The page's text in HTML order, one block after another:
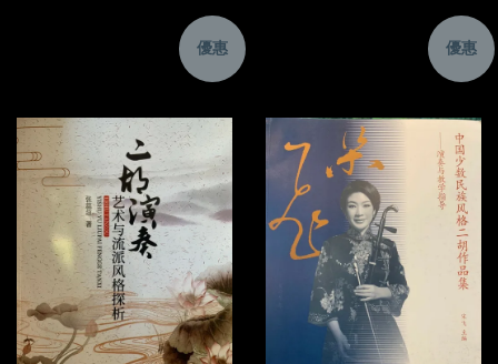
優惠 優惠